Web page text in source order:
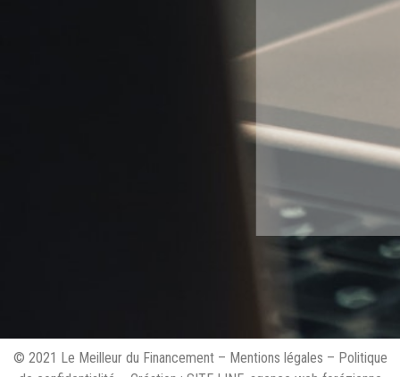
© 2021 Le Meilleur du Financement – Mentions légales – Politique